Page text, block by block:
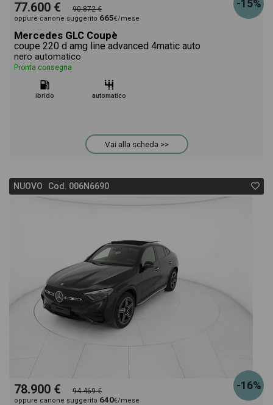
-15%
77.600 € 90.872 €
oppure canone suggerito 665€/mese
Mercedes GLC Coupè
coupe 220 d amg line advanced 4matic auto
nero automatico
Pronta consegna
ibrido automatico
Vai alla scheda >>
NUOVO Cod. 006N6690
-16%
78.900 € 94.469 €
oppure canone suggerito 640€/mese